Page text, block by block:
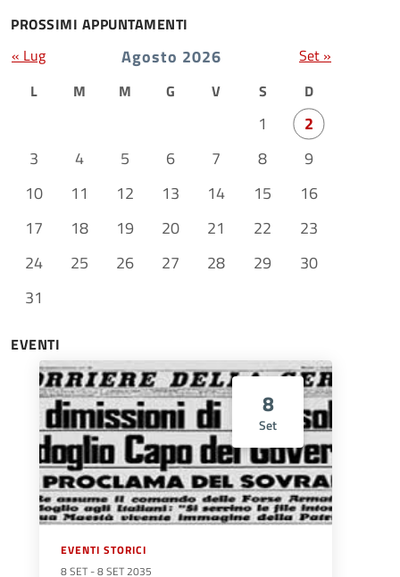
PROSSIMI APPUNTAMENTI
Agosto 2026
L M M G V S D
1
2
3
4 5 6 7 8
9
10
11 12 13 14 15
16
17
18 19 20 21 22
23
24
25 26 27 28 29
30
31
« Lug Set »
EVENTI
8
Set
EVENTI STORICI
8 SET -8 SET 2035